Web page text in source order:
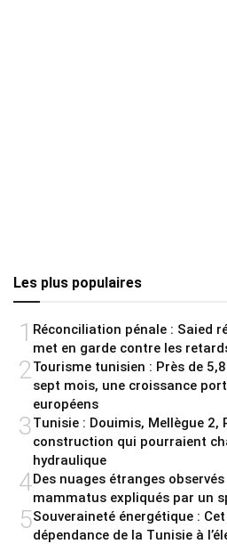
Les plus populaires
1 Réconciliation pénale : Saied
met en garde contre les
2Tourisme tunisien : Près de
sept mois, une croissance
européens
3Tunisie : Douimis, Mellègue 2,
construction qui pourraient
hydraulique
4Des nuages étranges
mammatus expliqués par un
5Souveraineté énergétique :
dépendance de la Tunisie à